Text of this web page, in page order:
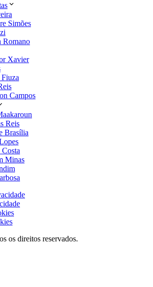
Simões
Romano
Xavier
Campos
Reis
Brasília
Minas
os direitos reservados.